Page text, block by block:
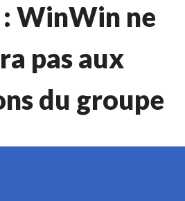
WinWin ne
pas aux
du groupe